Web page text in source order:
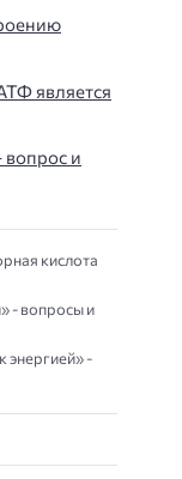
является
и
кислота
- вопросы и
энергией» -